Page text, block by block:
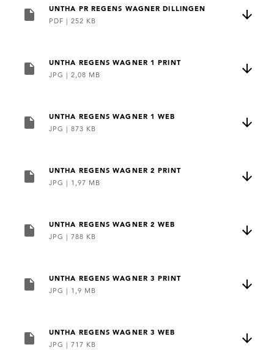
UNTHA PR REGENS WAGNER DILLINGEN
PDF | 252 KB
UNTHA REGENS WAGNER 1 PRINT
JPG | 2,08 MB
UNTHA REGENS WAGNER 1 WEB
JPG | 873 KB
UNTHA REGENS WAGNER 2 PRINT
JPG | 1,97 MB
UNTHA REGENS WAGNER 2 WEB
JPG | 788 KB
UNTHA REGENS WAGNER 3 PRINT
JPG | 1,9 MB
UNTHA REGENS WAGNER 3 WEB
JPG | 717 KB